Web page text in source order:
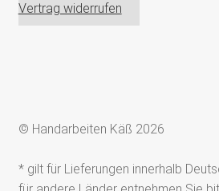
Vertrag widerrufen
© Handarbeiten Käß 2026
* gilt für Lieferungen innerhalb